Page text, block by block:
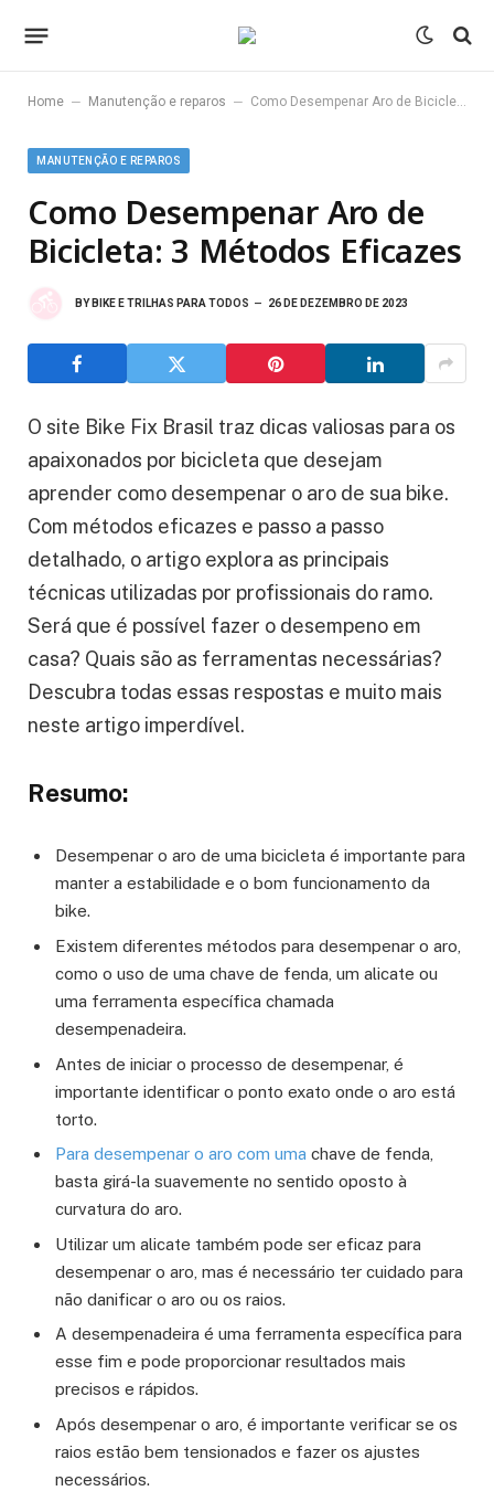
Home – Manutenção e reparos – Como Desempenar Aro de Bicicleta: 3 Métodos Eficazes
MANUTENÇÃO E REPAROS
Como Desempenar Aro de
Bicicleta: 3 Métodos Eficazes
BY BIKE E TRILHAS PARA TODOS 26 DE DEZEMBRO DE 2023
O site Bike Fix Brasil traz dicas valiosas para os
apaixonados por bicicleta que desejam
aprender como desempenar o aro de sua bike.
Com métodos eficazes e passo a passo
detalhado, o artigo explora as principais
técnicas utilizadas por profissionais do ramo.
Será que é possível fazer o desempeno em
casa? Quais são as ferramentas necessárias?
Descubra todas essas respostas e muito mais
neste artigo imperdível.
Resumo:
Desempenar o aro de uma bicicleta é importante para
manter a estabilidade e o bom funcionamento da
bike.
Existem diferentes métodos para desempenar o aro,
como o uso de uma chave de fenda, um alicate ou
uma ferramenta específica chamada
desempenadeira.
Antes de iniciar o processo de desempenar, é
importante identificar o ponto exato onde o aro está
torto.
Para desempenar o aro com uma chave de fenda,
basta girá-la suavemente no sentido oposto à
curvatura do aro.
Utilizar um alicate também pode ser eficaz para
desempenar o aro, mas é necessário ter cuidado para
não danificar o aro ou os raios.
A desempenadeira é uma ferramenta específica para
esse fim e pode proporcionar resultados mais
precisos e rápidos.
Após desempenar o aro, é importante verificar se os
raios estão bem tensionados e fazer os ajustes
necessários.